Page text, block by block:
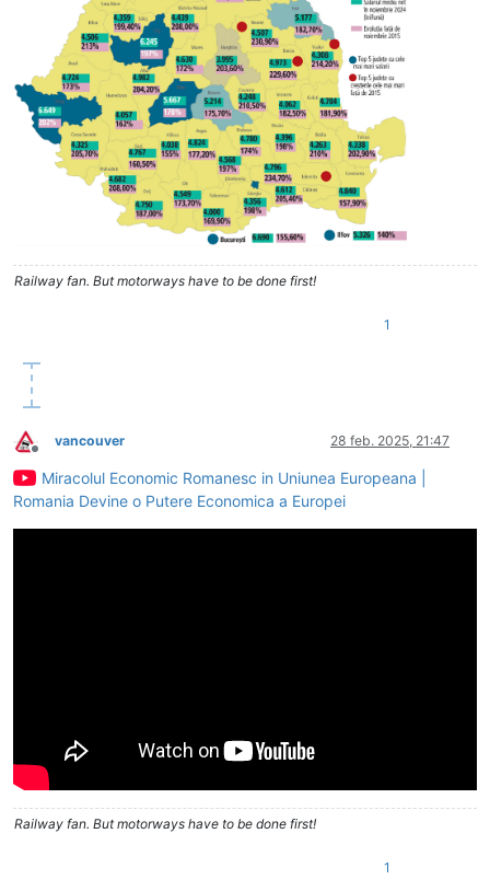
Railway fan. But motorways have to be done first!
1
Deconectat
vancouver 28 feb. 2025, 21:47
Miracolul Economic Romanesc in Uniunea Europeana |
Romania Devine o Putere Economica a Europei
Railway fan. But motorways have to be done first!
1